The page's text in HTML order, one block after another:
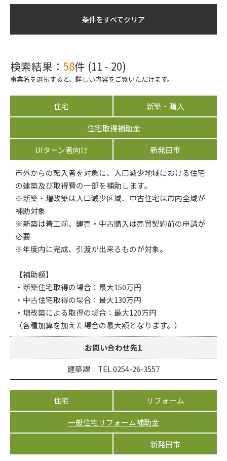
条件をすべてクリア
検索結果： 58件 (11 - 20)
事業名を選択すると、詳しい内容をご覧いただけます。
住宅 新築・購入
住宅取得補助金
UIターン者向け 新発田市
市外からの転入者を対象に、人口減少地域における住宅
の建築及び取得費の一部を補助します。
※新築・増改築は人口減少区域、中古住宅は市内全域が
補助対象
※新築は着工前、建売・中古購入は売買契約前の申請が
必要
※年度内に完成、引渡が出来るものが対象。
【補助額】
・新築住宅取得の場合：最大150万円
・中古住宅取得の場合：最大130万円
・増改築による取得の場合：最大120万円
（各種加算を加えた場合の最大額となります。）
お問い合わせ先1
建築課 TEL 0254-26-3557
住宅 リフォーム
一般住宅リフォーム補助金
新発田市